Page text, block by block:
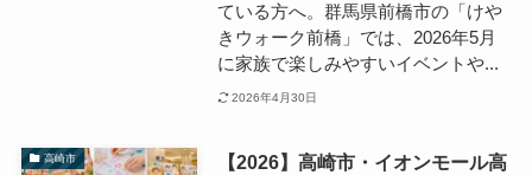
ている方へ。群馬県前橋市の「けや
きウォーク前橋」では、2026年5月
に家族で楽しみやすいイベントや...
2026年4月30日
高崎市
【2026】高崎市・イオンモール高